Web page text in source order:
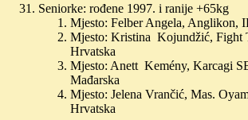
Seniorke: rođene 1997. i ranije +65kg
Mjesto: Felber Angela, Anglikon,
Mjesto: Kristina Kojundžić, Fight
Hrvatska
Mjesto: Anett Kemény, Karcagi
Mađarska
Mjesto: Jelena Vrančić, Mas.
Hrvatska